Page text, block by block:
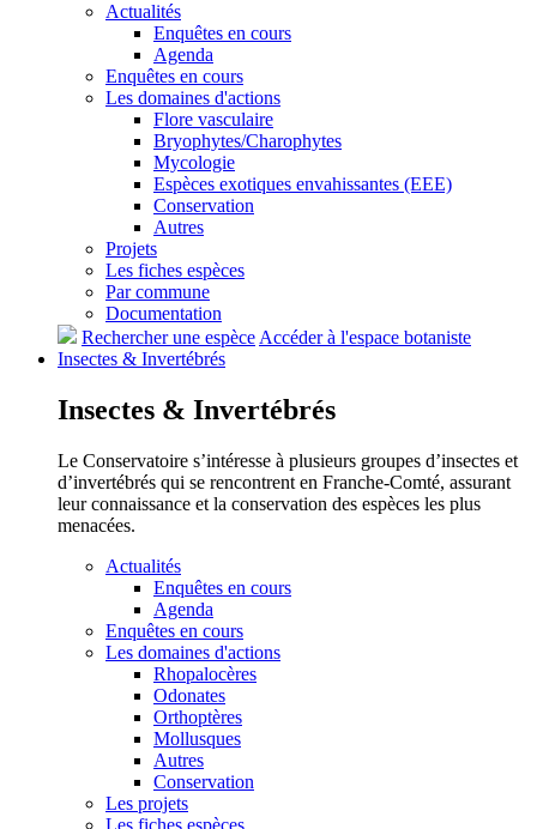
Actualités
Enquêtes en cours
Agenda
Enquêtes en cours
Les domaines d'actions
Flore vasculaire
Bryophytes/Charophytes
Mycologie
Espèces exotiques envahissantes (EEE)
Conservation
Autres
Projets
Les fiches espèces
Par commune
Documentation
Rechercher une espèceAccéder à l'espace botaniste
Insectes & Invertébrés
Insectes & Invertébrés
Le Conservatoire s’intéresse à plusieurs groupes d’insectes et
d’invertébrés qui se rencontrent en Franche-Comté, assurant
leur connaissance et la conservation des espèces les plus
menacées.
Actualités
Enquêtes en cours
Agenda
Enquêtes en cours
Les domaines d'actions
Rhopalocères
Odonates
Orthoptères
Mollusques
Autres
Conservation
Les projets